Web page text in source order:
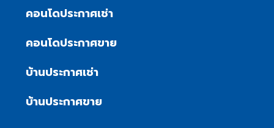
คอนโดประกาศเช่า
คอนโดประกาศขาย
บ้านประกาศเช่า
บ้านประกาศขาย